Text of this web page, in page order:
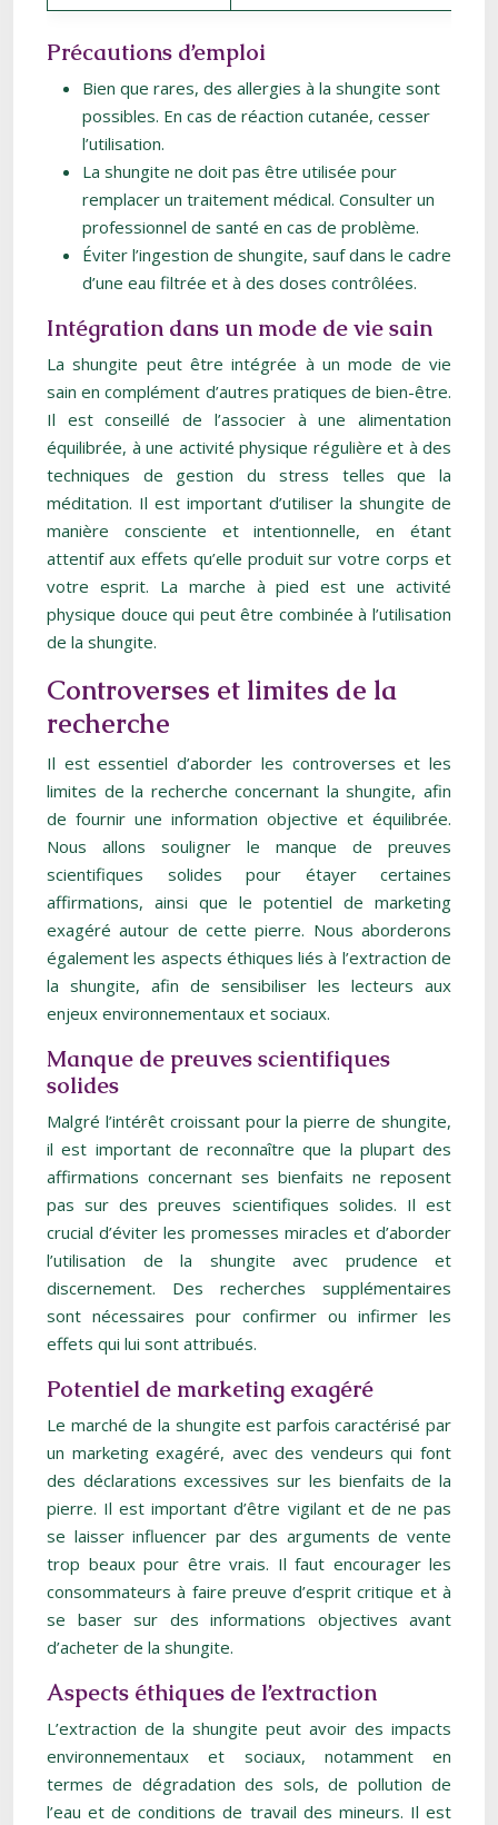
Précautions d’emploi
Bien que rares, des allergies à la shungite sont
possibles. En cas de réaction cutanée, cesser
l’utilisation.
La shungite ne doit pas être utilisée pour
remplacer un traitement médical. Consulter un
professionnel de santé en cas de problème.
Éviter l’ingestion de shungite, sauf dans le cadre
d’une eau filtrée et à des doses contrôlées.
Intégration dans un mode de vie sain
La shungite peut être intégrée à un mode de vie
sain en complément d’autres pratiques de bien-être.
Il est conseillé de l’associer à une alimentation
équilibrée, à une activité physique régulière et à des
techniques de gestion du stress telles que la
méditation. Il est important d’utiliser la shungite de
manière consciente et intentionnelle, en étant
attentif aux effets qu’elle produit sur votre corps et
votre esprit. La marche à pied est une activité
physique douce qui peut être combinée à l’utilisation
de la shungite.
Controverses et limites de la
recherche
Il est essentiel d’aborder les controverses et les
limites de la recherche concernant la shungite, afin
de fournir une information objective et équilibrée.
Nous allons souligner le manque de preuves
scientifiques solides pour étayer certaines
affirmations, ainsi que le potentiel de marketing
exagéré autour de cette pierre. Nous aborderons
également les aspects éthiques liés à l’extraction de
la shungite, afin de sensibiliser les lecteurs aux
enjeux environnementaux et sociaux.
Manque de preuves scientifiques
solides
Malgré l’intérêt croissant pour la pierre de shungite,
il est important de reconnaître que la plupart des
affirmations concernant ses bienfaits ne reposent
pas sur des preuves scientifiques solides. Il est
crucial d’éviter les promesses miracles et d’aborder
l’utilisation de la shungite avec prudence et
discernement. Des recherches supplémentaires
sont nécessaires pour confirmer ou infirmer les
effets qui lui sont attribués.
Potentiel de marketing exagéré
Le marché de la shungite est parfois caractérisé par
un marketing exagéré, avec des vendeurs qui font
des déclarations excessives sur les bienfaits de la
pierre. Il est important d’être vigilant et de ne pas
se laisser influencer par des arguments de vente
trop beaux pour être vrais. Il faut encourager les
consommateurs à faire preuve d’esprit critique et à
se baser sur des informations objectives avant
d’acheter de la shungite.
Aspects éthiques de l’extraction
L’extraction de la shungite peut avoir des impacts
environnementaux et sociaux, notamment en
termes de dégradation des sols, de pollution de
l’eau et de conditions de travail des mineurs. Il est